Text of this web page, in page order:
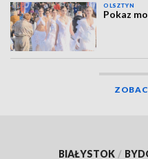
OLSZTYN
Pokaz
BIAŁYSTOK /